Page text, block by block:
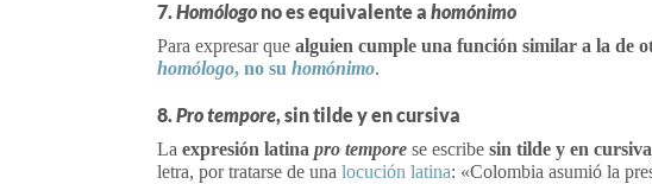
7.Homólogo no es equivalente a homónimo
Para expresar que alguien cumple una función similar a la de
homólogo, no su homónimo.
8.Pro tempore, sin tilde y en cursiva
La expresión latina pro tempore se escribe sin tilde y en cursiva
letra, por tratarse de una locución latina: «Colombia asumió la